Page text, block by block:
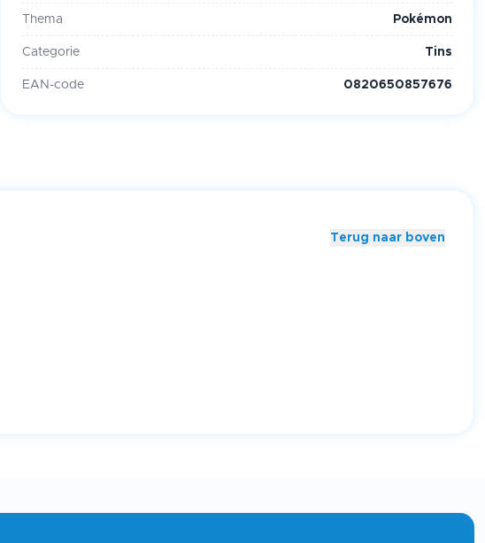
Thema Pokémon
Categorie Tins
EAN-code 0820650857676
Terug naar boven